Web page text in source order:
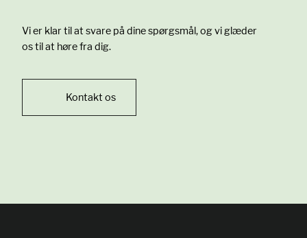
Vi er klar til at svare på dine spørgsmål, og vi glæder
os til at høre fra dig.
Kontakt os